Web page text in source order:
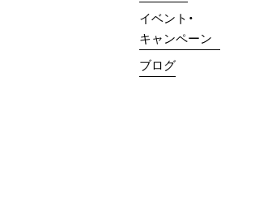
イベント・
キャンペーン
ブログ